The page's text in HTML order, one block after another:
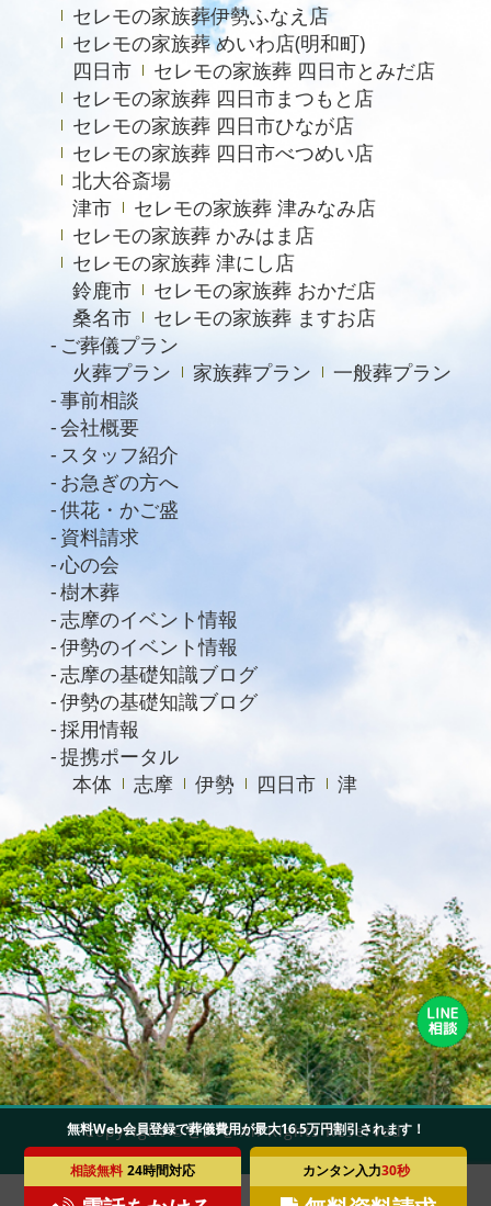
無料Web会員登録で葬儀費用が最大16.5万円割引されます！
相談無料 24時間対応 カンタン入力30秒
セレモの家族葬伊勢ふなえ店
セレモの家族葬 めいわ店(明和町)
四日市
セレモの家族葬 四日市とみだ店
セレモの家族葬 四日市まつもと店
セレモの家族葬 四日市ひなが店
セレモの家族葬 四日市べつめい店
北大谷斎場
津市
セレモの家族葬 津みなみ店
セレモの家族葬 かみはま店
セレモの家族葬 津にし店
鈴鹿市
セレモの家族葬 おかだ店
桑名市
セレモの家族葬 ますお店
ご葬儀プラン
火葬プラン
家族葬プラン
一般葬プラン
事前相談
会社概要
スタッフ紹介
お急ぎの方へ
供花・かご盛
資料請求
心の会
樹木葬
志摩のイベント情報
伊勢のイベント情報
志摩の基礎知識ブログ
伊勢の基礎知識ブログ
採用情報
提携ポータル
本体
志摩 伊勢 四日市 津
Copyright ©セレモ All Rights Reserved.